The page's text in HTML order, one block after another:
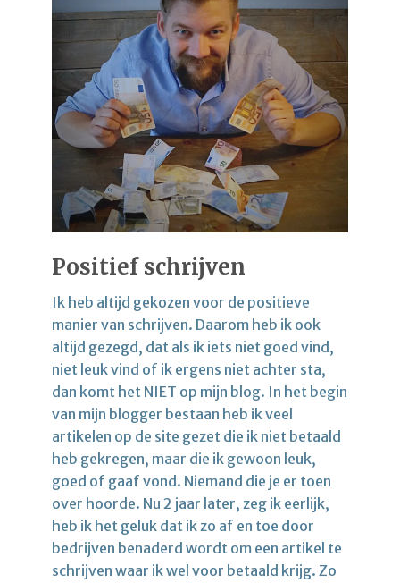
Positief schrijven
Ik heb altijd gekozen voor de positieve
manier van schrijven. Daarom heb ik ook
altijd gezegd, dat als ik iets niet goed vind,
niet leuk vind of ik ergens niet achter sta,
dan komt het NIET op mijn blog. In het begin
van mijn blogger bestaan heb ik veel
artikelen op de site gezet die ik niet betaald
heb gekregen, maar die ik gewoon leuk,
goed of gaaf vond. Niemand die je er toen
over hoorde. Nu 2 jaar later, zeg ik eerlijk,
heb ik het geluk dat ik zo af en toe door
bedrijven benaderd wordt om een artikel te
schrijven waar ik wel voor betaald krijg. Zo